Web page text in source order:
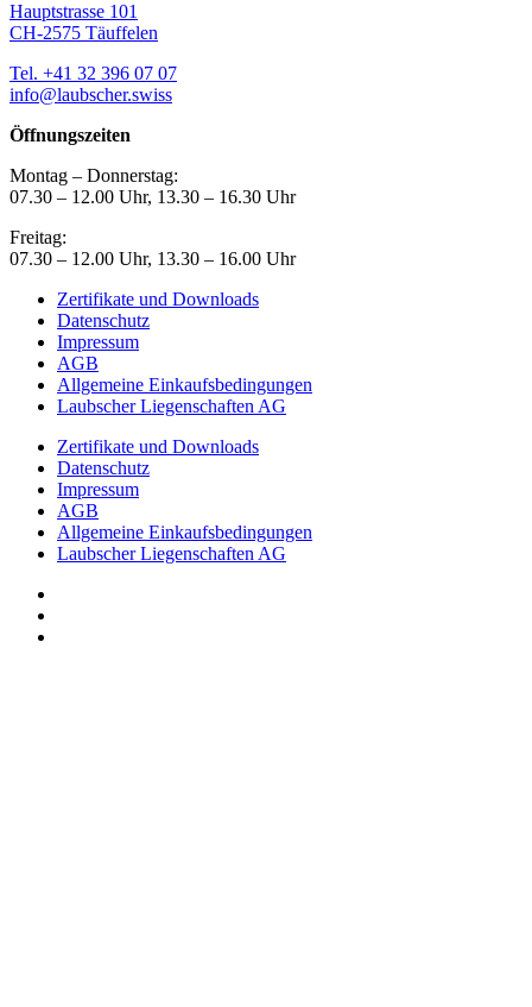
Hauptstrasse 101
CH-2575 Täuffelen
Tel. +41 32 396 07 07
info@laubscher.swiss
Öffnungszeiten
Montag – Donnerstag:
07.30 – 12.00 Uhr, 13.30 – 16.30 Uhr
Freitag:
07.30 – 12.00 Uhr, 13.30 – 16.00 Uhr
Zertifikate und Downloads
Datenschutz
Impressum
AGB
Allgemeine Einkaufsbedingungen
Laubscher Liegenschaften AG
Zertifikate und Downloads
Datenschutz
Impressum
AGB
Allgemeine Einkaufsbedingungen
Laubscher Liegenschaften AG